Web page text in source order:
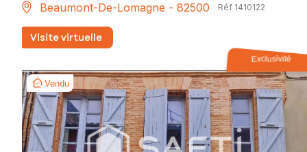
Beaumont-De-Lomagne - 82500 Réf 1410122
Visite virtuelle
Exclusivité
Vendu